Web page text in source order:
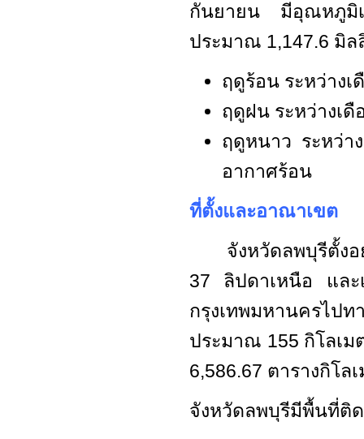
กันยายน มีอุณหภูมิ
ประมาณ 1,147.6 มิล
ฤดูร้อน ระหว่าง
ฤดูฝน ระหว่างเ
ฤดูหนาว ระหว่า
อากาศร้อน
ที่ตั้งและอาณาเขต
จังหวัดลพบุรีตั้งอยู่
37 ลิปดาเหนือ แล
กรุงเทพมหานครไป
ประมาณ 155 กิโลเม
6,586.67 ตารางกิโล
จังหวัดลพบุรีมีพื้นที่ติ